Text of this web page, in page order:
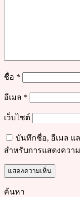
ชื่อ *
อีเมล *
เว็บไซต์
บันทึกชื่อ, อีเมล แ
สำหรับการแสดงควา
ค้นหา